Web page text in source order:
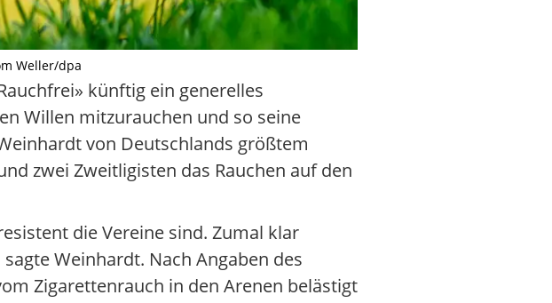
Weller/dpa
künftig ein generelles
Willen mitzurauchen und so seine
von Deutschlands größtem
zwei Zweitligisten das Rauchen auf den
die Vereine sind. Zumal klar
Weinhardt. Nach Angaben des
Zigarettenrauch in den Arenen belästigt